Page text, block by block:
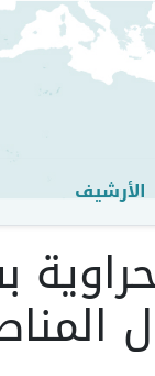
تجاوز
إلى
المحتوى
الرئيسي
الأرشيف